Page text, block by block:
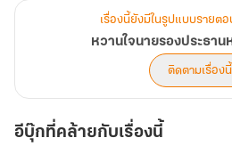
เรื่องนี้ยังมีในรูปแบบรายต
หวานใจนายรองประธาน
ติดตามเรื่องนี้
อีบุ๊กที่คล้ายกับเรื่องนี้